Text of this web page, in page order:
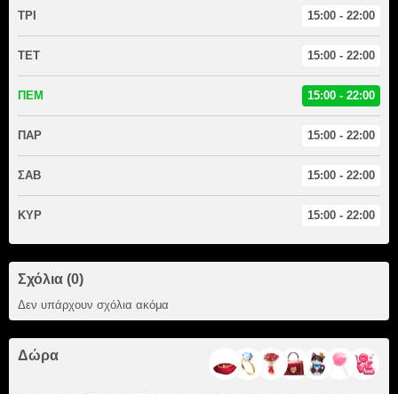
ΤΡΙ 15:00 - 22:00
ΤΕΤ 15:00 - 22:00
ΠΕΜ 15:00 - 22:00
ΠΑΡ 15:00 - 22:00
ΣΑΒ 15:00 - 22:00
ΚΥΡ 15:00 - 22:00
Σχόλια (0)
Δεν υπάρχουν σχόλια ακόμα
Δώρα